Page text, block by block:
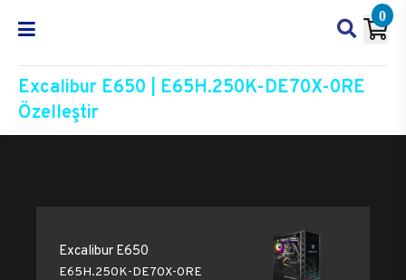
0
Excalibur E650 | E65H.250K-DE70X-0RE
Özelleştir
Excalibur E650
E65H.250K-DE70X-0RE